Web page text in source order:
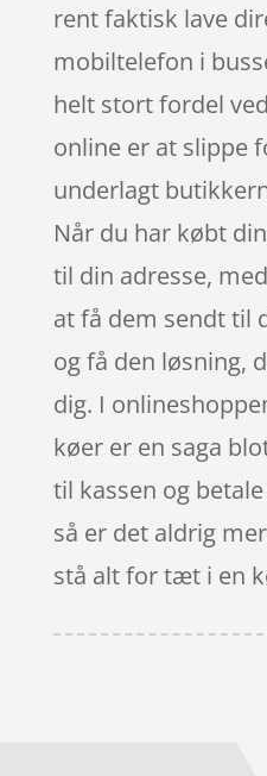
rent faktisk lave
mobiltelefon i
helt stort fordel
online er at slippe
underlagt
Når du har købt
til din adresse,
at få dem sendt til
og få den løsning,
dig. I
køer er en saga
til kassen og
så er det aldrig
stå alt for tæt i en